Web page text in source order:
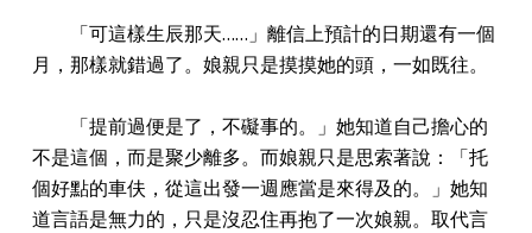
「可這樣生辰那天……」離信上預計的日期還有一個
月，那樣就錯過了。娘親只是摸摸她的頭，一如既往。
「提前過便是了，不礙事的。」她知道自己擔心的
不是這個，而是聚少離多。而娘親只是思索著說：「托
個好點的車伕，從這出發一週應當是來得及的。」她知
道言語是無力的，只是沒忍住再抱了一次娘親。取代言